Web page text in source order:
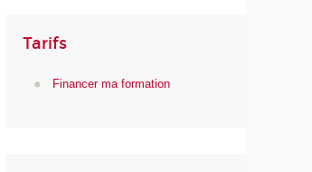
Tarifs
Financer ma formation